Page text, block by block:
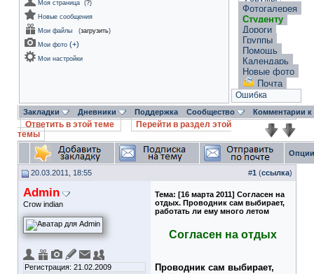
Моя страница (?)
Новые сообщения
Мои файлы
(загрузить)
Мои фото (+)
Мои настройки
Фотогалерея
Студенту
Дороги
Группы
Помощь
Календарь
Новые фото
Почта
Ошибка
Закладки Дневники Поддержка Сообщество Комментарии
Ответить в этой теме
Перейти в раздел этой
темы
20.03.2011, 18:55 #1 (ссылка)
Admin
Crow indian
Регистрация: 21.02.2009
Тема: [16 марта 2011] Согласен на
отдых. Проводник сам выбирает,
работать ли ему много летом
Согласен на отдых
Проводник сам выбирает,